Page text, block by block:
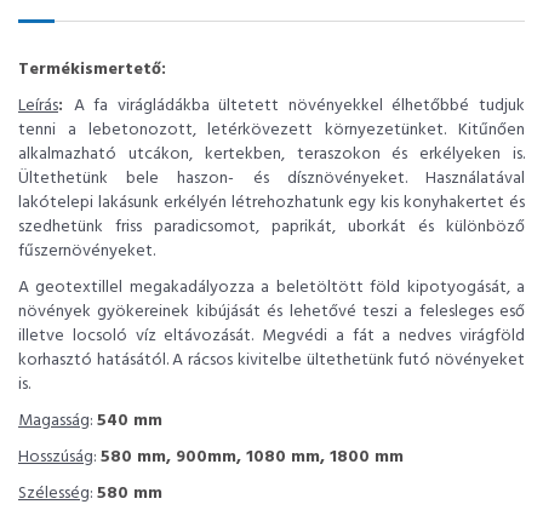
Termékismertető:
Leírás: A fa virágládákba ültetett növényekkel élhetőbbé tudjuk
tenni a lebetonozott, letérkövezett környezetünket. Kitűnően
alkalmazható utcákon, kertekben, teraszokon és erkélyeken is.
Ültethetünk bele haszon- és dísznövényeket. Használatával
lakótelepi lakásunk erkélyén létrehozhatunk egy kis konyhakertet és
szedhetünk friss paradicsomot, paprikát, uborkát és különböző
fűszernövényeket.
A geotextillel megakadályozza a beletöltött föld kipotyogását, a
növények gyökereinek kibújását és lehetővé teszi a felesleges eső
illetve locsoló víz eltávozását. Megvédi a fát a nedves virágföld
korhasztó hatásától. A rácsos kivitelbe ültethetünk futó növényeket
is.
Magasság:540 mm
Hosszúság:580 mm, 900mm, 1080 mm, 1800 mm
Szélesség:580 mm